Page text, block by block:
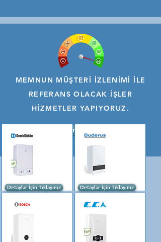
MEMNUN MÜŞTERİ İZLENİMİ İLE
REFERANS OLACAK İŞLER
HİZMETLER YAPIYORUZ.
Referanslar İçin Tıklayınız.
Detaylar İçin Tıklayınız Detaylar İçin Tıklayınız